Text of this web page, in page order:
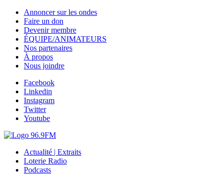
Annoncer sur les ondes
Faire un don
Devenir membre
ÉQUIPE/ANIMATEURS
Nos partenaires
À propos
Nous joindre
Facebook
Linkedin
Instagram
Twitter
Youtube
Actualité | Extraits
Loterie Radio
Podcasts